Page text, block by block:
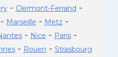
- Clermont-Ferrand -
- Marseille - Metz -
- Nice - Paris-
- Rouen - Strasbourg